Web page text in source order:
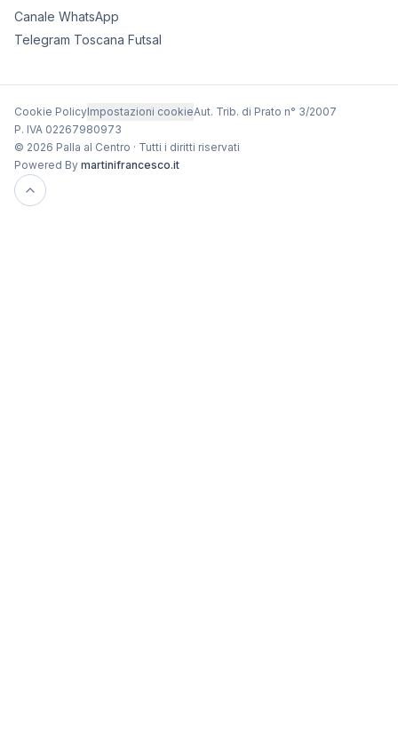
Canale WhatsApp
Telegram Toscana Futsal
Cookie PolicyImpostazioni cookieAut. Trib. di Prato n° 3/2007
P. IVA 02267980973
© 2026 Palla al Centro · Tutti i diritti riservati
Powered By martinifrancesco.it